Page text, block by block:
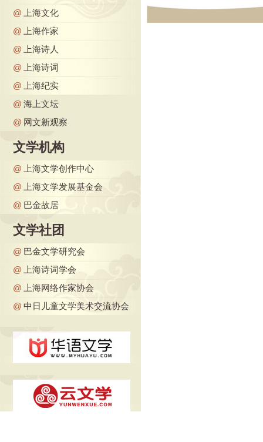
@
上海文化
@
上海作家
@
上海诗人
@
上海诗词
@
上海纪实
@ 海上文坛
@ 网文新观察
文学机构
@
上海文学创作中心
@
上海文学发展基金会
@ 巴金故居
文学社团
@ 巴金文学研究会
@
上海诗词学会
@
上海网络作家协会
@ 中日儿童文学美术交流协会